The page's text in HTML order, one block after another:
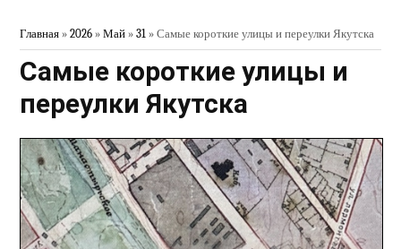
Главная »2026 » Май » 31 » Самые короткие улицы и переулки Якутска
Самые короткие улицы и
переулки Якутска